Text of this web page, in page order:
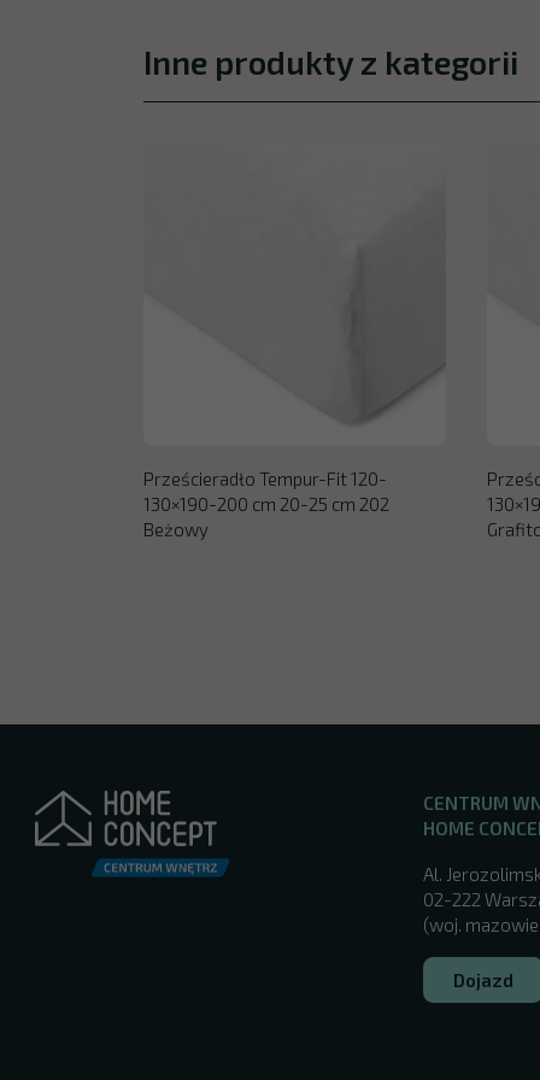
Inne produkty z kategorii
Prześcieradło Tempur-Fit 120-
130×190-200 cm 20-25 cm 202
Beżowy
CENTRUM
HOME
Al.
02-222
(woj.
Dojazd